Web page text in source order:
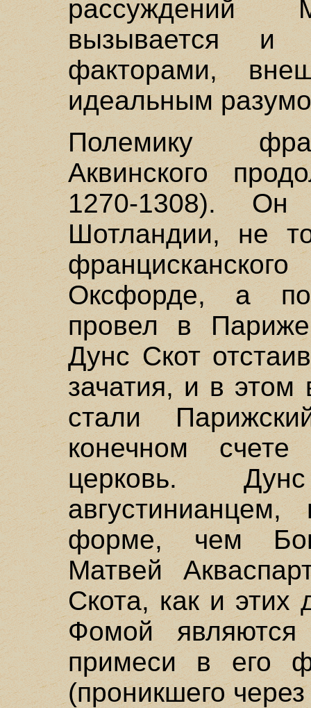
рассуждений
вызывается
факторами,
идеальным
Полемику
Аквинского
1270-1308).
Шотландии, не
Оксфорде, а
провел в
Дунс Скот
зачатия, и в этом
стали
конечном
церковь.
форме, чем
Матвей
Скота, как и
Фомой являются
примеси в его
(проникшего